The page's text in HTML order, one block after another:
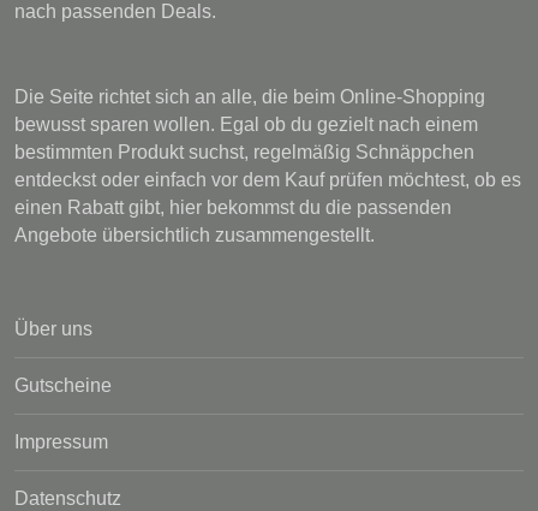
nach passenden Deals.
Die Seite richtet sich an alle, die beim Online-Shopping
bewusst sparen wollen. Egal ob du gezielt nach einem
bestimmten Produkt suchst, regelmäßig Schnäppchen
entdeckst oder einfach vor dem Kauf prüfen möchtest, ob es
einen Rabatt gibt, hier bekommst du die passenden
Angebote übersichtlich zusammengestellt.
Über uns
Gutscheine
Impressum
Datenschutz